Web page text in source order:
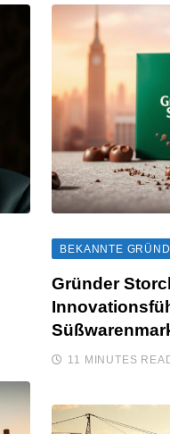
BEKANNTE
Gründer
11 MINUTES